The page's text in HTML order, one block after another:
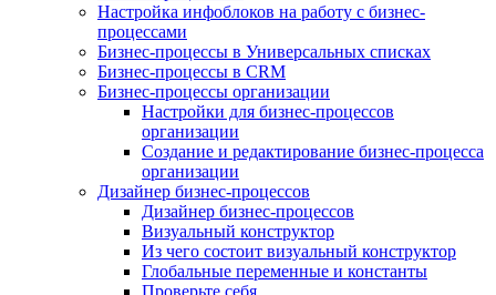
Настройка инфоблоков на работу с бизнес-
процессами
Бизнес-процессы в Универсальных списках
Бизнес-процессы в CRM
Бизнес-процессы организации
Настройки для бизнес-процессов
организации
Создание и редактирование бизнес-процесса
организации
Дизайнер бизнес-процессов
Дизайнер бизнес-процессов
Визуальный конструктор
Из чего состоит визуальный конструктор
Глобальные переменные и константы
Проверьте себя